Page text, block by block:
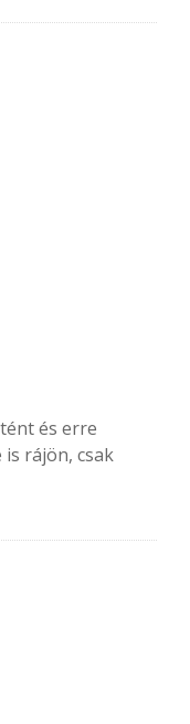
és erre
rájön, csak